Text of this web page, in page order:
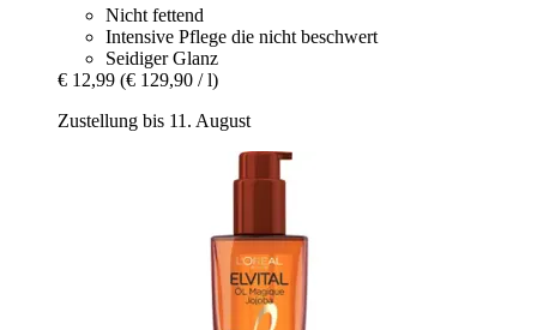
Nicht fettend
Intensive Pflege die nicht beschwert
Seidiger Glanz
€ 12,99 (€ 129,90 / l)
Zustellung bis 11. August